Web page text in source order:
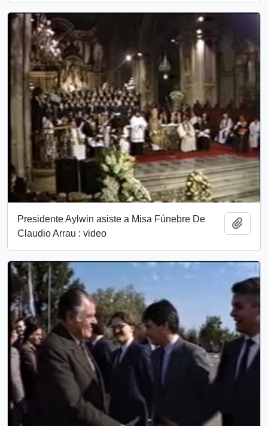
Presidente Aylwin asiste a Misa Fúnebre De
Claudio Arrau : video